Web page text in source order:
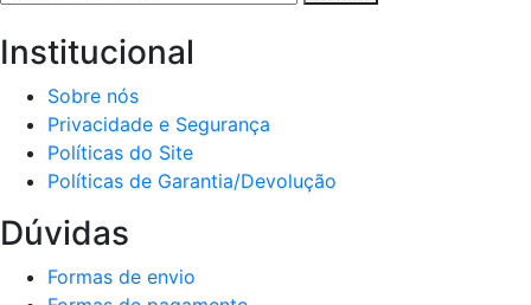
Institucional
Sobre nós
Privacidade e Segurança
Políticas do Site
Políticas de Garantia/Devolução
Dúvidas
Formas de envio